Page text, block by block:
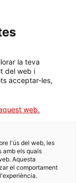
d'innovació
notícies
empreses
empreses
Health
a l'Amèrica
la teva
del web i
acceptar-les,
web.
l'ús del web, les
amb els quals
Aquesta
el comportament